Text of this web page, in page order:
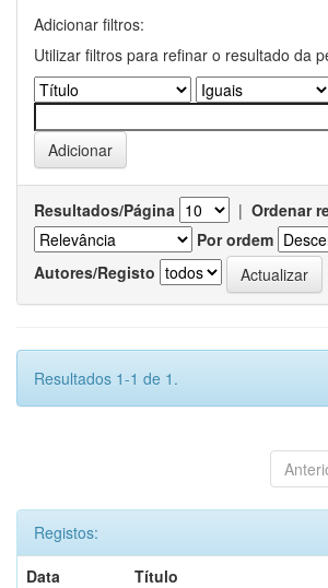
Adicionar filtros:
Utilizar filtros para refinar o resultado da
Resultados/Página | Ordenar
Por ordem
Autores/Registo
Resultados 1-1 de 1.
Registos:
Data
Título